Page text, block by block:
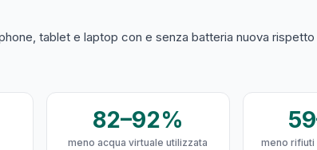
tablet e laptop con e senza batteria nuova
82–92%
meno acqua virtuale utilizzata meno